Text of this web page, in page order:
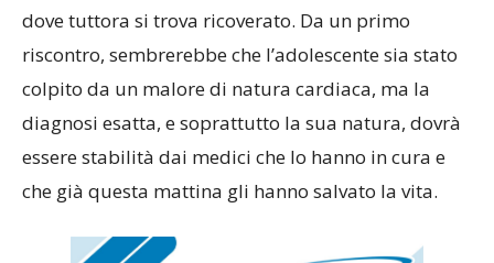
dove tuttora si trova ricoverato. Da un primo
riscontro, sembrerebbe che l’adolescente sia stato
colpito da un malore di natura cardiaca, ma la
diagnosi esatta, e soprattutto la sua natura, dovrà
essere stabilità dai medici che lo hanno in cura e
che già questa mattina gli hanno salvato la vita.